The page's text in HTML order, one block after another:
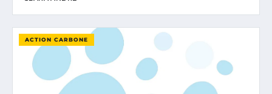
ACTION CARBONE